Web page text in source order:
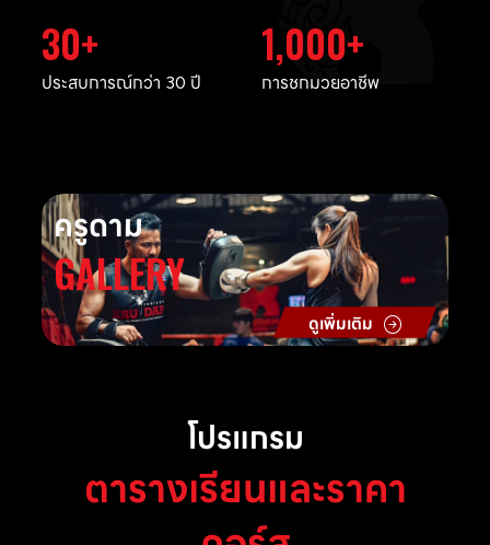
30
ประสบการณ์กว่า 30 ปี
1,000
การชกมวยอาชีพ
ครูดาม
GALLERY
ดูเพิ่มเติม
โปรแกรม
ตารางเรียนและราคา